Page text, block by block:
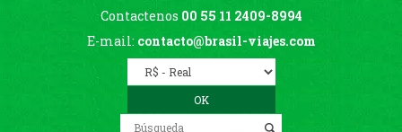
Contactenos 00 55 11 2409-8994
E-mail: contacto@brasil-viajes.com